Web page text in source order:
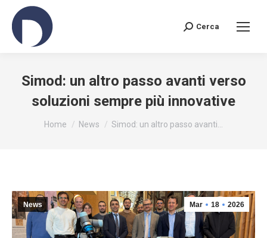
Search:
Cerca
Simod: un altro passo avanti verso
soluzioni sempre più innovative
You are here:
Home News Simod: un altro passo avanti…
Mar 18 2026
News